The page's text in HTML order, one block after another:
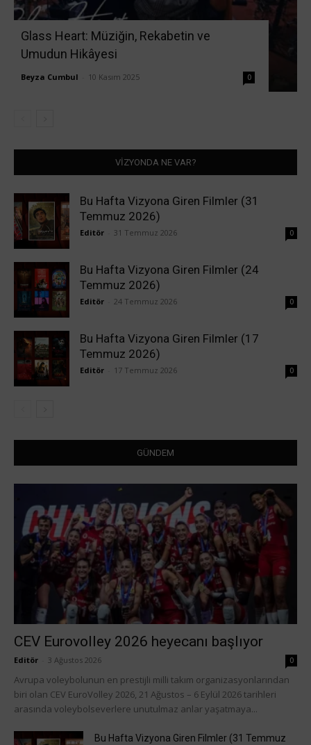
Glass Heart: Müziğin, Rekabetin ve
Umudun Hikâyesi
Beyza Cumbul 10 Kasım 2025 0
VİZYONDA NE VAR?
Bu Hafta Vizyona Giren Filmler (31
Temmuz 2026)
Editör 31 Temmuz 2026 0
Bu Hafta Vizyona Giren Filmler (24
Temmuz 2026)
Editör 24 Temmuz 2026 0
Bu Hafta Vizyona Giren Filmler (17
Temmuz 2026)
Editör 17 Temmuz 2026 0
GÜNDEM
CEV Eurovolley 2026 heyecanı başlıyor
Editör 3 Ağustos 2026 0
Avrupa voleybolunun en prestijli milli takım organizasyonlarından
biri olan CEV EuroVolley 2026, 21 Ağustos – 6 Eylül 2026 tarihleri
arasında voleybolseverlere unutulmaz anlar yaşatmaya...
Bu Hafta Vizyona Giren Filmler (31 Temmuz